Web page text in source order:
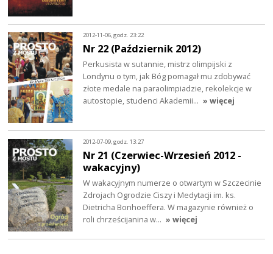
2012-11-06, godz. 23:22
Nr 22 (Październik 2012)
Perkusista w sutannie, mistrz olimpijski z
Londynu o tym, jak Bóg pomagał mu zdobywać
złote medale na paraolimpiadzie, rekolekcje w
autostopie, studenci Akademii… » więcej
2012-07-09, godz. 13:27
Nr 21 (Czerwiec-Wrzesień 2012 -
wakacyjny)
W wakacyjnym numerze o otwartym w Szczecinie
Zdrojach Ogrodzie Ciszy i Medytacji im. ks.
Dietricha Bonhoeffera. W magazynie również o
roli chrześcijanina w… » więcej